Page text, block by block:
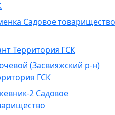
Садовое товарищество
Территория ГСК
(Засвияжский р-н)
ГСК
2 Садовое